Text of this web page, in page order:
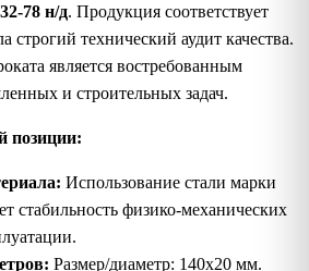
78 н/д. Продукция соответствует
технический аудит качества.
является востребованным
и строительных задач.
позиции:
Использование стали марки
стабильность физико-механических
Размер/диаметр: 140х20 мм.